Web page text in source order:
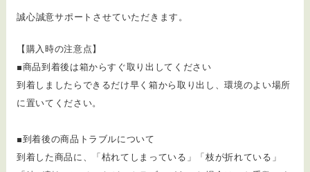
誠心誠意サポートさせていただきます。
【購入時の注意点】
■商品到着後は箱からすぐ取り出してください
到着しましたらできるだけ早く箱から取り出し、環境のよい場所
に置いてください。
■到着後の商品トラブルについて
​到着した商品に、「枯れてしまっている」「枝が折れている」